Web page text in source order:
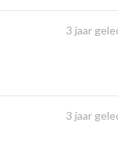
3 jaar
3 jaar